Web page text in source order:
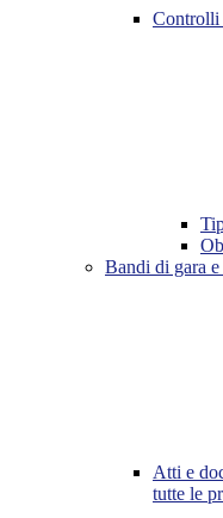
Controlli
Bandi di gara
Atti e
tutte le